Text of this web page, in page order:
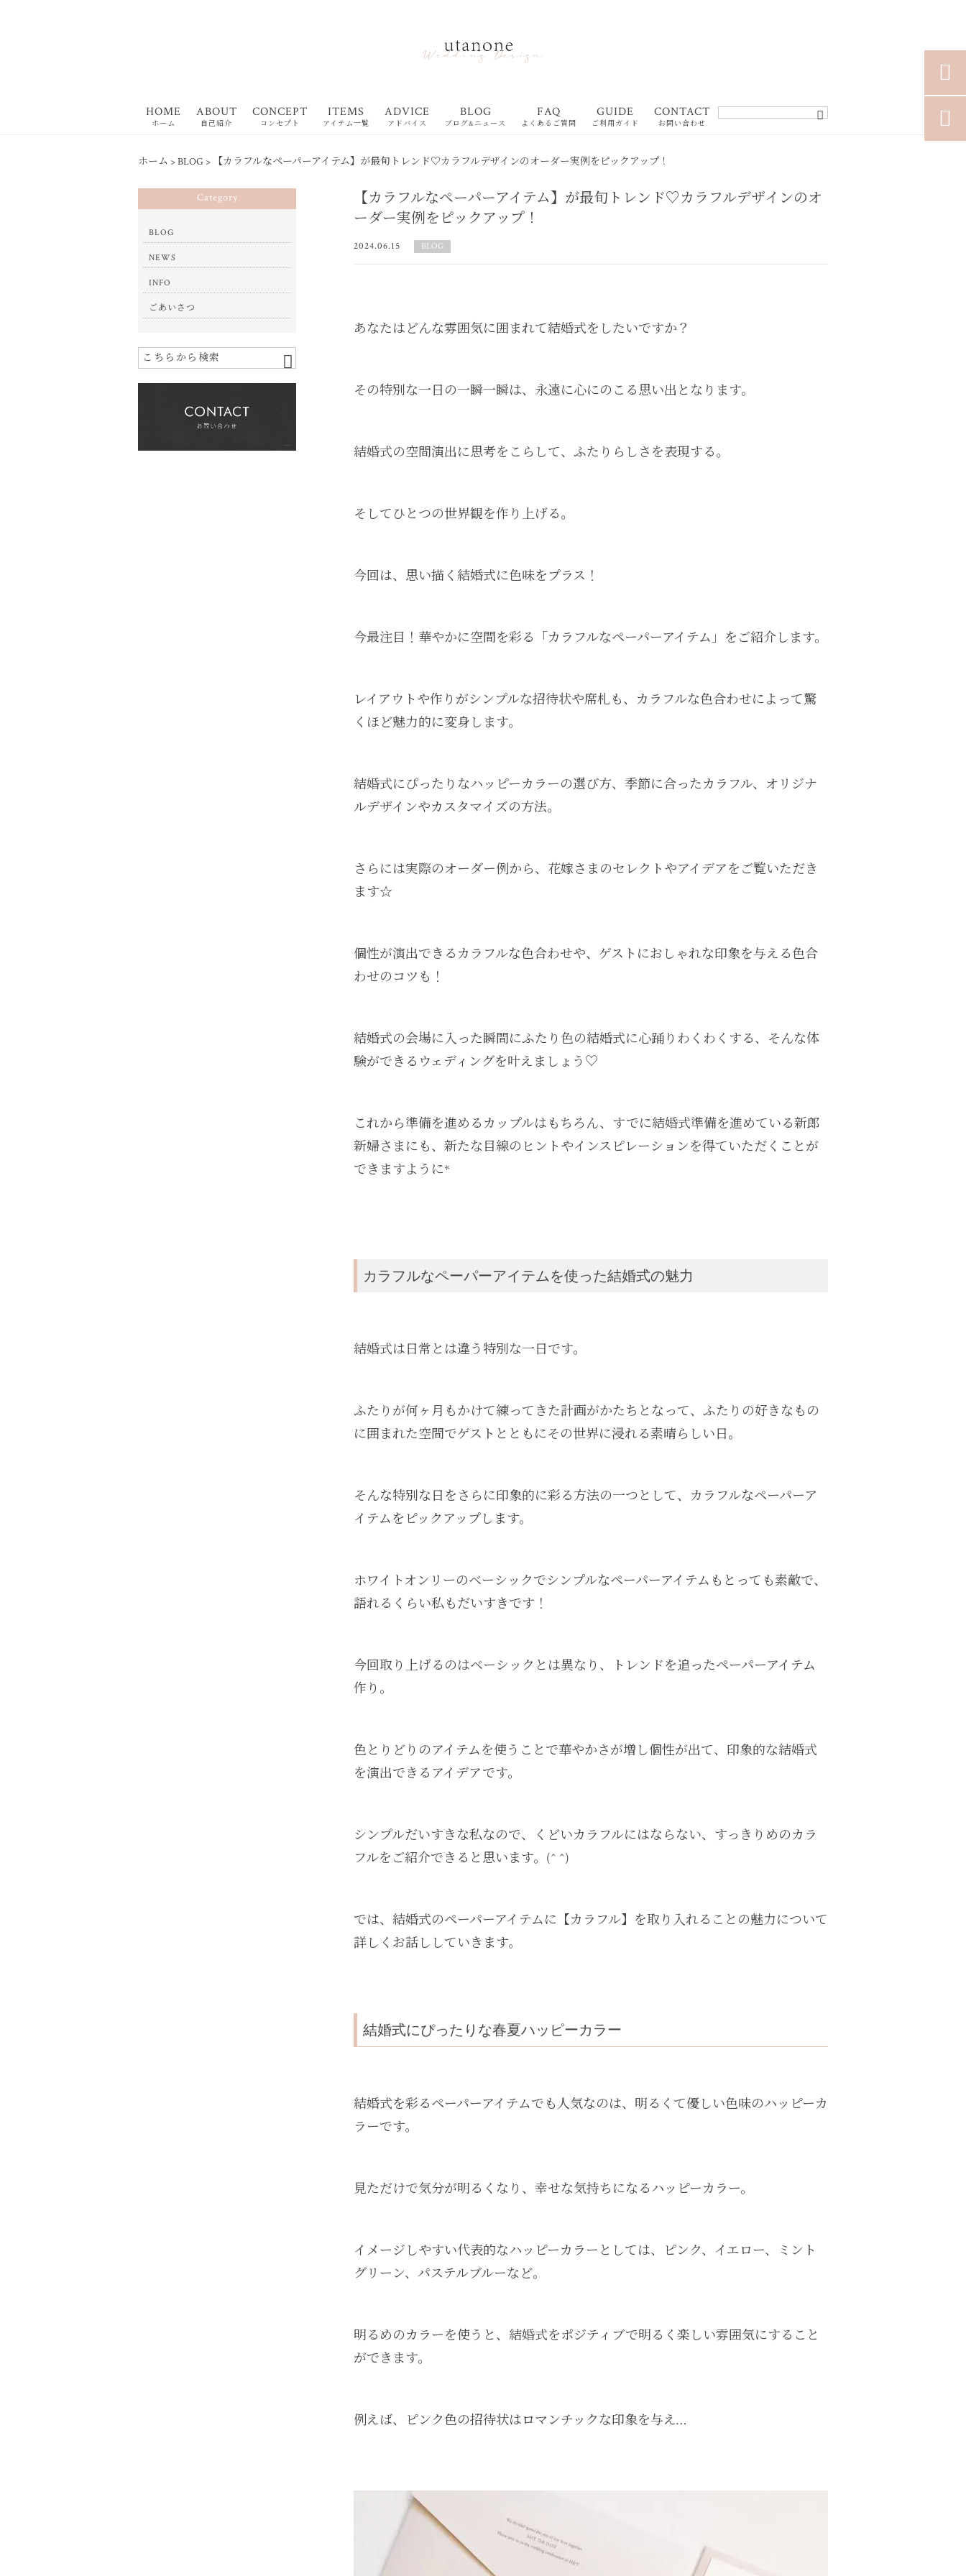
HOME
ホーム
ABOUT
自己紹介
CONCEPT
コンセプト
ITEMS
アイテム一覧
ADVICE
アドバイス
BLOG
ブログ&ニュース
FAQ
よくあるご質問
GUIDE
ご利用ガイド
CONTACT
お問い合わせ
ホーム >BLOG > 【カラフルなペーパーアイテム】が最旬トレンド♡カラフルデザインのオーダー実例をピックアップ！
【カラフルなペーパーアイテム】が最旬トレンド♡カラフルデザインのオ
ーダー実例をピックアップ！
2024.06.15 BLOG
あなたはどんな雰囲気に囲まれて結婚式をしたいですか？
その特別な一日の一瞬一瞬は、永遠に心にのこる思い出となります。
結婚式の空間演出に思考をこらして、ふたりらしさを表現する。
そしてひとつの世界観を作り上げる。
今回は、思い描く結婚式に色味をプラス！
今最注目！華やかに空間を彩る「カラフルなペーパーアイテム」をご紹介します。
レイアウトや作りがシンプルな招待状や席札も、カラフルな色合わせによって驚
くほど魅力的に変身します。
結婚式にぴったりなハッピーカラーの選び方、季節に合ったカラフル、オリジナ
ルデザインやカスタマイズの方法。
さらには実際のオーダー例から、花嫁さまのセレクトやアイデアをご覧いただき
ます☆
個性が演出できるカラフルな色合わせや、 ゲストにおしゃれな印象を与える色合
わせのコツも！
結婚式の会場に入った瞬間にふたり色の結婚式に心踊りわくわくする、そんな体
験ができるウェディングを叶えましょう♡
これから準備を進めるカップルはもちろん、すでに結婚式準備を進めている新郎
新婦さまにも、新たな目線のヒントやインスピレーションを得ていただくことが
できますように*
カラフルなペーパーアイテムを使った結婚式の魅力
結婚式は日常とは違う特別な一日です。
ふたりが何ヶ月もかけて練ってきた計画がかたちとなって、ふたりの好きなもの
に囲まれた空間でゲストとともにその世界に浸れる素晴らしい日。
そんな特別な日をさらに印象的に彩る方法の一つとして、カラフルなペーパーア
イテムをピックアップします。
ホワイトオンリーのベーシックでシンプルなペーパーアイテムもとっても素敵で、
語れるくらい私もだいすきです！
今回取り上げるのはベーシックとは異なり、トレンドを追ったペーパーアイテム
作り。
色とりどりのアイテムを使うことで華やかさが増し個性が出て、印象的な結婚式
を演出できるアイデアです。
シンプルだいすきな私なので、くどいカラフルにはならない、すっきりめのカラ
フルをご紹介できると思います。(^ ^)
では、結婚式のペーパーアイテムに【カラフル】を取り入れることの魅力について
詳しくお話ししていきます。
結婚式にぴったりな春夏ハッピーカラー
結婚式を彩るペーパーアイテムでも人気なのは、明るくて優しい色味のハッピーカ
ラーです。
見ただけで気分が明るくなり、幸せな気持ちになるハッピーカラー。
イメージしやすい代表的なハッピーカラーとしては、ピンク、イエロー、ミント
グリーン、パステルブルーなど。
明るめのカラーを使うと、結婚式をポジティブで明るく楽しい雰囲気にすること
ができます。
例えば、ピンク色の招待状はロマンチックな印象を与え…
Category
BLOG
NEWS
INFO
ごあいさつ

